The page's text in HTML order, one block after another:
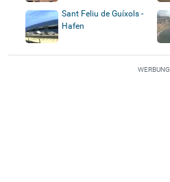
Sant Feliu de Guíxols -
Hafen
WERBUNG